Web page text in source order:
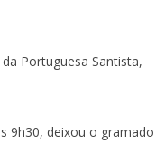
Portuguesa Santista,
9h30, deixou o gramado